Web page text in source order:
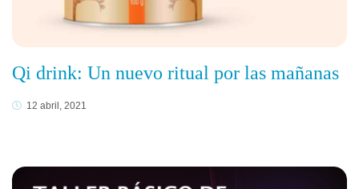
Qi drink: Un nuevo ritual por las mañanas
12 abril, 2021